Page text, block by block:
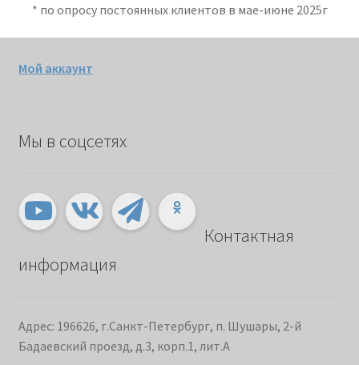
* по опросу постоянных клиентов в мае-июне 2025г
Мой аккаунт
Мы в соцсетях
Контактная
информация
Адрес: 196626, г.Санкт-Петербург, п. Шушары, 2-й
Бадаевский проезд, д.3, корп.1, лит.А